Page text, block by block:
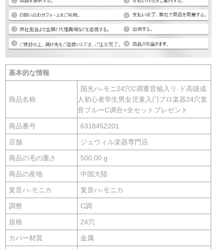
基本的な情報
商品名称
国光ハ-モニ24穴C调重音输入リ-ド高级成
人初心者学生男女児童入门プロ楽器24穴复
音ブルーC调合+全セットプレゼント
商品番号 6318452201
店舗 ジェウィル楽器専門店
商品の毛の重さ 500.00 g
商品の産地 中国大陸
复音ハ-モニカ 复音ハ-モニカ
調整 C調
規格 24穴
カバー材質 金属